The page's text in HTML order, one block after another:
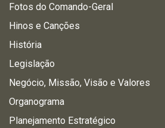
Fotos do Comando-Geral
Hinos e Canções
História
Legislação
Negócio, Missão, Visão e Valores
Organograma
Planejamento Estratégico